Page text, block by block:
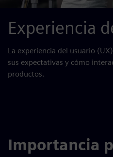
Experiencia
La experiencia del usuario
sus expectativas y cómo
productos.
Importancia